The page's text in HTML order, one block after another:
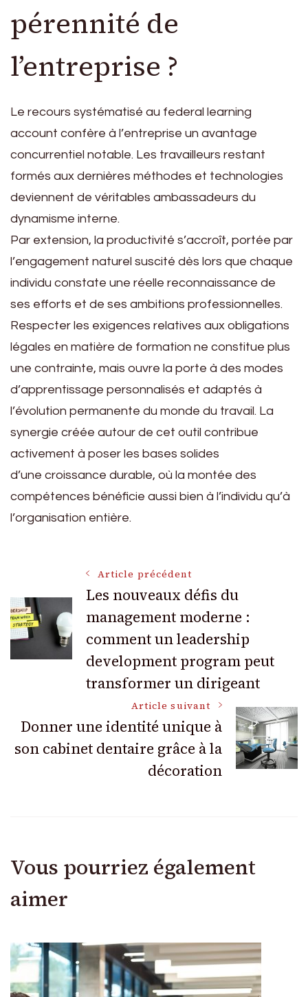
pérennité de
l’entreprise ?
Le recours systématisé au federal learning
account confère à l’entreprise un avantage
concurrentiel notable. Les travailleurs restant
formés aux dernières méthodes et technologies
deviennent de véritables ambassadeurs du
dynamisme interne.
Par extension, la productivité s’accroît, portée par
l’engagement naturel suscité dès lors que chaque
individu constate une réelle reconnaissance de
ses efforts et de ses ambitions professionnelles.
Respecter les exigences relatives aux obligations
légales en matière de formation ne constitue plus
une contrainte, mais ouvre la porte à des modes
d’apprentissage personnalisés et adaptés à
l’évolution permanente du monde du travail. La
synergie créée autour de cet outil contribue
activement à poser les bases solides
d’une croissance durable, où la montée des
compétences bénéficie aussi bien à l’individu qu’à
l’organisation entière.
Navigation
des
articles
Article précédent
Les nouveaux défis du
management moderne :
comment un leadership
development program peut
transformer un dirigeant
Article suivant
Donner une identité unique à
son cabinet dentaire grâce à la
décoration
Vous pourriez également
aimer